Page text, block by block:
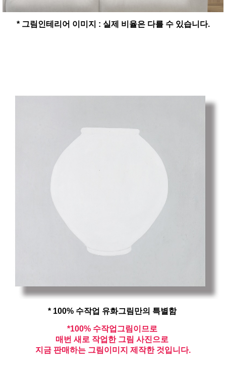
* 그림인테리어 이미지 : 실제 비율은 다를 수 있습니다.
* 100% 수작업 유화그림만의 특별함
*100% 수작업그림이므로
매번 새로 작업한 그림 사진으로
지금 판매하는 그림이미지 제작한 것입니다.